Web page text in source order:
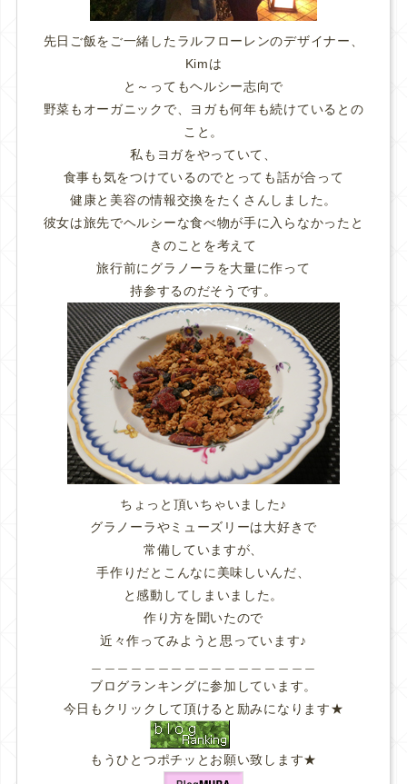
先日ご飯をご一緒したラルフローレンのデザイナー、
Kimは
と～ってもヘルシー志向で
野菜もオーガニックで、ヨガも何年も続けているとの
こと。
私もヨガをやっていて、
食事も気をつけているのでとっても話が合って
健康と美容の情報交換をたくさんしました。
彼女は旅先でヘルシーな食べ物が手に入らなかったと
きのことを考えて
旅行前にグラノーラを大量に作って
持参するのだそうです。
ちょっと頂いちゃいました♪
グラノーラやミューズリーは大好きで
常備していますが、
手作りだとこんなに美味しいんだ、
と感動してしまいました。
作り方を聞いたので
近々作ってみようと思っています♪
ブログランキングに参加しています。
今日もクリックして頂けると励みになります★
もうひとつポチッとお願い致します★